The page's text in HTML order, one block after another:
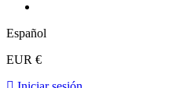
Español
EUR €